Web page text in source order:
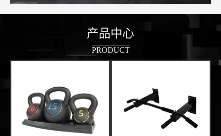
产品中心
PRODUCT